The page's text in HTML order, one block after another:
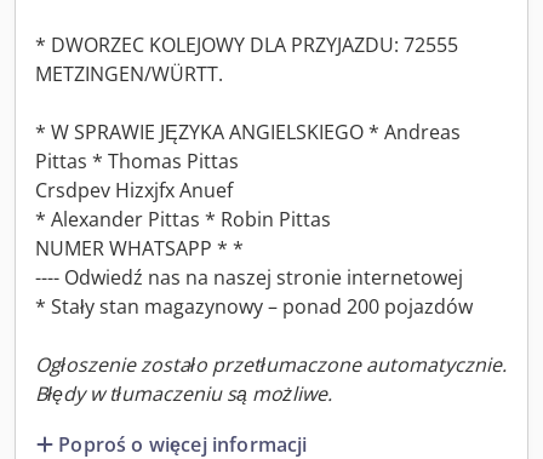
* DWORZEC KOLEJOWY DLA PRZYJAZDU: 72555
METZINGEN/WÜRTT.
* W SPRAWIE JĘZYKA ANGIELSKIEGO * Andreas
Pittas * Thomas Pittas
Crsdpev Hizxjfx Anuef
* Alexander Pittas * Robin Pittas
NUMER WHATSAPP * *
---- Odwiedź nas na naszej stronie internetowej
* Stały stan magazynowy – ponad 200 pojazdów
Ogłoszenie zostało przetłumaczone automatycznie.
Błędy w tłumaczeniu są możliwe.
Poproś o więcej informacji